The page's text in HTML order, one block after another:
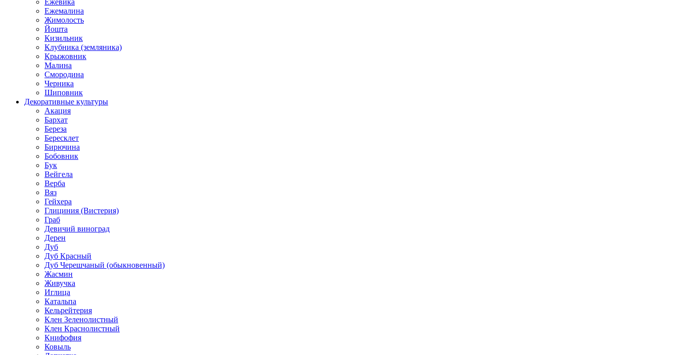
Ежевика
Ежемалина
Жимолость
Йошта
Кизильник
Клубника (земляника)
Крыжовник
Малина
Смородина
Черника
Шиповник
Декоративные культуры
Акация
Бархат
Береза
Бересклет
Бирючина
Бобовник
Бук
Вейгела
Верба
Вяз
Гейхера
Глициния (Вистерия)
Граб
Девичий виноград
Дерен
Дуб
Дуб Красный
Дуб Черешчаный (обыкновенный)
Жасмин
Живучка
Иглица
Катальпа
Кельрейтерия
Клен Зеленолистный
Клен Краснолистный
Книфофия
Ковыль